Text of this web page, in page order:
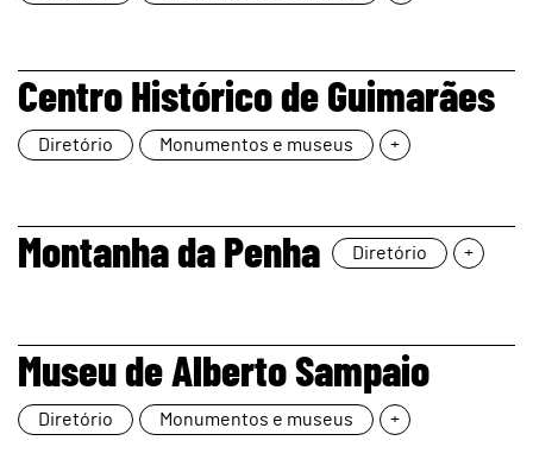
page
Centro Histórico de Guimarães
Diretório Monumentos e museus +
page
Montanha da Penha Diretório +
page
Museu de Alberto Sampaio
Diretório Monumentos e museus +